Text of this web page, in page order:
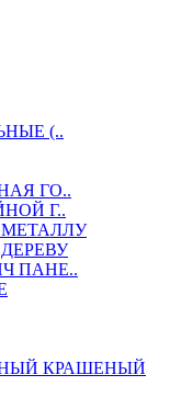
(..
ГО..
Г..
ПАНЕ..
КРАШЕНЫЙ